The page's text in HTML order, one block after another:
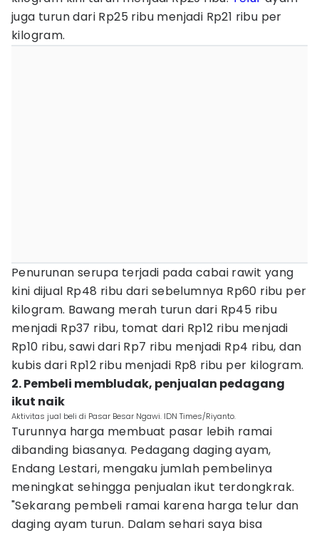
juga turun dari Rp25 ribu menjadi Rp21 ribu per
kilogram.
Penurunan serupa terjadi pada cabai rawit yang
kini dijual Rp48 ribu dari sebelumnya Rp60 ribu per
kilogram. Bawang merah turun dari Rp45 ribu
menjadi Rp37 ribu, tomat dari Rp12 ribu menjadi
Rp10 ribu, sawi dari Rp7 ribu menjadi Rp4 ribu, dan
kubis dari Rp12 ribu menjadi Rp8 ribu per kilogram.
2. Pembeli membludak, penjualan pedagang
ikut naik
Aktivitas jual beli di Pasar Besar Ngawi. IDN Times/Riyanto.
Turunnya harga membuat pasar lebih ramai
dibanding biasanya. Pedagang daging ayam,
Endang Lestari, mengaku jumlah pembelinya
meningkat sehingga penjualan ikut terdongkrak.
"Sekarang pembeli ramai karena harga telur dan
daging ayam turun. Dalam sehari saya bisa